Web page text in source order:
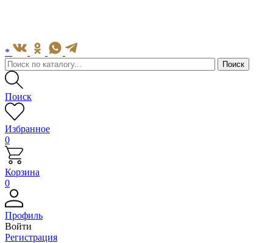
*
Поиск
Избранное
0
Корзина
0
Профиль
Войти
Регистрация